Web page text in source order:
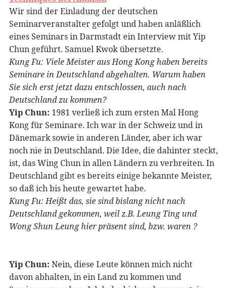
Wir sind der Einladung der deutschen
Seminarveranstalter gefolgt und haben anläßlich
eines Seminars in Darmstadt ein Interview mit Yip
Chun geführt. Samuel Kwok übersetzte.
Kung Fu: Viele Meister aus Hong Kong haben bereits
Seminare in Deutschland abgehalten. Warum haben
Sie sich erst jetzt dazu entschlossen, auch nach
Deutschland zu kommen?
Yip Chun: 1981 verließ ich zum ersten Mal Hong
Kong für Seminare. Ich war in der Schweiz und in
Dänemark sowie in anderen Länder, aber ich war
noch nie in Deutschland. Die Idee, die dahinter steckt,
ist, das Wing Chun in allen Ländern zu verbreiten. In
Deutschland gibt es bereits einige bekannte Meister,
so daß ich bis heute gewartet habe.
Kung Fu: Heißt das, sie sind bislang nicht nach
Deutschland gekommen, weil z.B. Leung Ting und
Wong Shun Leung hier präsent sind, bzw. waren ?
Yip Chun: Nein, diese Leute können mich nicht
davon abhalten, in ein Land zu kommen und